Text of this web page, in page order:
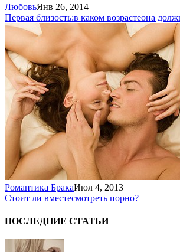
ЛюбовьЯнв 26, 2014
Первая близость:в каком возрастеона
Романтика БракаИюл 4, 2013
Стоит ли вместесмотреть порно?
ПОСЛЕДНИЕ СТАТЬИ